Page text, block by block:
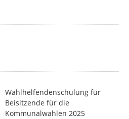
Wahlhelfendenschulung für
Beisitzende für die
Kommunalwahlen 2025